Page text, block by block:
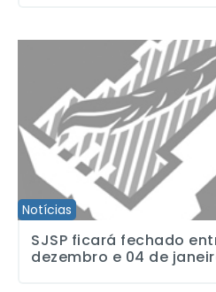
Notícias
SJSP ficará fechado entre os
SJSP ficará fechado
dezembro e 04 de